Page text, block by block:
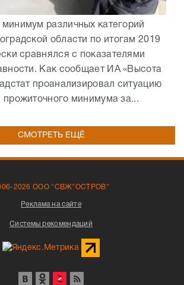
различных категорий
области по итогам 2019
сравнялся с показателями
Как сообщает ИА «Высота
проанализировал ситуацию
минимума за...
СМОТРЕТЬ ЕЩЁ
2026 ООО "СВЖ"ОСТРОВ"
Реклама на сайте
Системы рекомендаций